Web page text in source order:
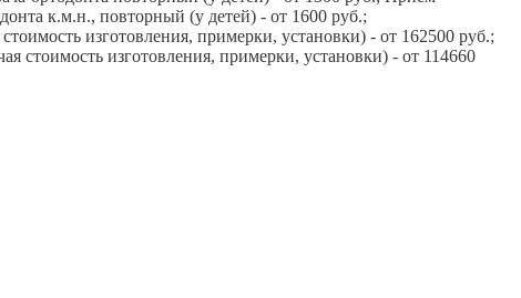
к.м.н., повторный (у детей) - от 1600 руб.;
изготовления, примерки, установки) - от 162500 руб.;
стоимость изготовления, примерки, установки) - от 114660